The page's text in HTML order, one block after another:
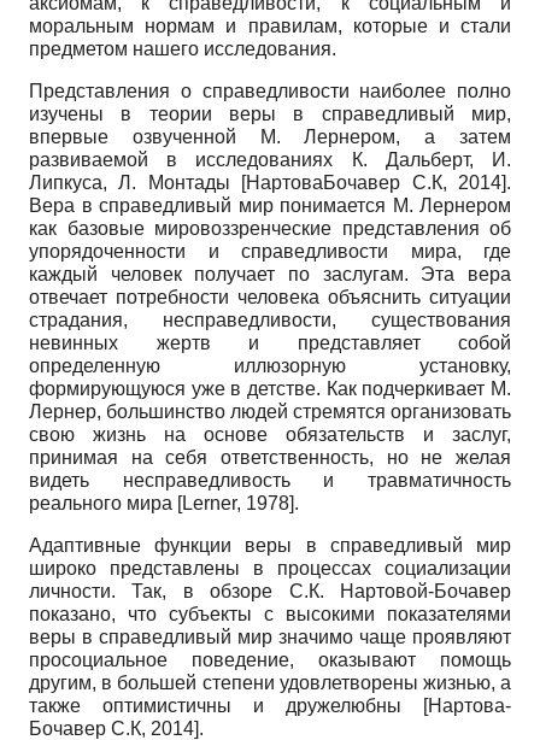
моральным нормам и правилам, которые и стали
предметом нашего исследования.
Представления о справедливости наиболее полно
изучены в теории веры в справедливый мир,
впервые озвученной М. Лернером, а затем
развиваемой в исследованиях К. Дальберт, И.
Липкуса, Л. Монтады
[Нартова­Бочавер С.К, 2014].
Вера в справедливый мир понимается М. Лернером
как базовые мировоззренческие представления об
упорядоченности и справедливости мира, где
каждый человек получает по заслугам. Эта вера
отвечает потребности человека объяснить ситуации
страдания, несправедливости, существования
невинных жертв и представляет собой
определенную иллюзорную установку,
формирующуюся уже в детстве. Как подчеркивает М.
Лернер, большинство людей стремятся организовать
свою жизнь на основе обязательств и заслуг,
принимая на себя ответственность, но не желая
видеть несправедливость и трав­матичность
реального мира [Lerner, 1978].
Адаптивные функции веры в справедливый мир
широко представлены в процессах социализации
личности. Так, в обзоре С.К. Нартовой-Бочавер
показано, что субъекты с высокими показателями
веры в справедливый мир значимо чаще проявляют
просоциальное поведение, оказывают помощь
другим, в большей степени удовлетворены жизнью, а
также оптимистичны и дружелюбны
[Нартова­
Бочавер С.К, 2014].